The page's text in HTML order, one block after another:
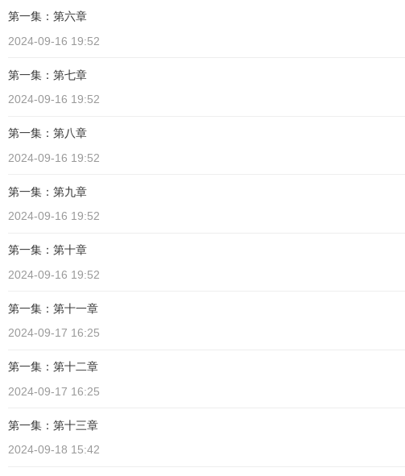
第一集：第六章
2024-09-16 19:52
第一集：第七章
2024-09-16 19:52
第一集：第八章
2024-09-16 19:52
第一集：第九章
2024-09-16 19:52
第一集：第十章
2024-09-16 19:52
第一集：第十一章
2024-09-17 16:25
第一集：第十二章
2024-09-17 16:25
第一集：第十三章
2024-09-18 15:42